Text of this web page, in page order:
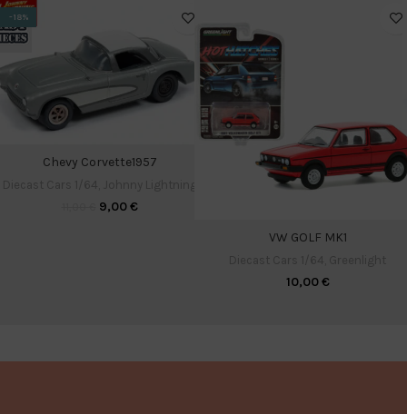
-18%
Chevy Corvette1957
9,00€
VW GOLF MK1
10,00€